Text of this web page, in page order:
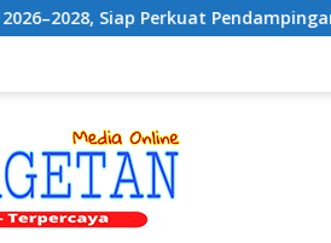
Pendampingan Hukum